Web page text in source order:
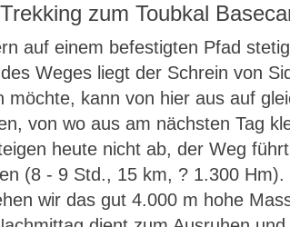
zum Toubkal
auf einem befestigten Pfad
Weges liegt der Schrein von
möchte, kann von hier aus auf
von wo aus am nächsten Tag
heute nicht ab, der Weg
(8 - 9 Std., 15 km, ? 1.300
wir das gut 4.000 m hohe